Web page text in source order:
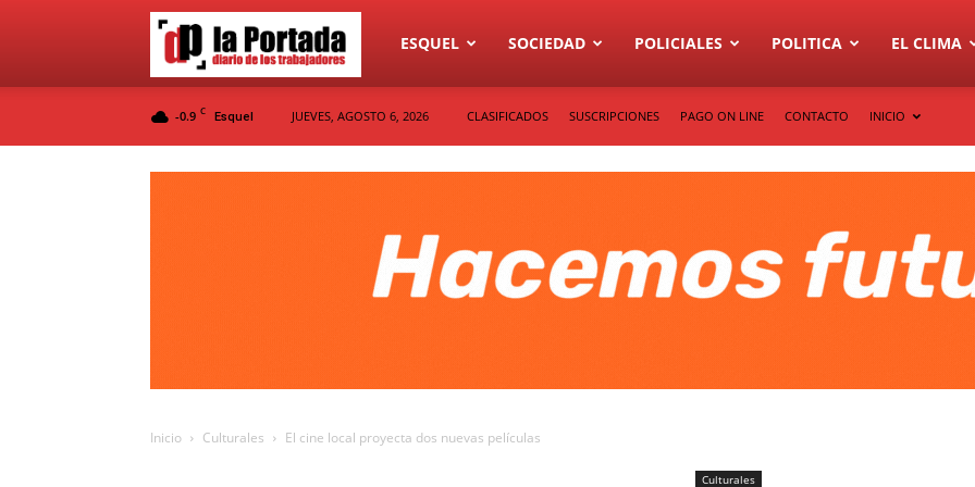
Diario
La
ESQUEL SOCIEDAD POLICIALES POLITICA EL CLIMA
-0.9 C Esquel JUEVES, AGOSTO 6, 2026 CLASIFICADOS SUSCRIPCIONES PAGO ON LINE CONTACTO INICIO
Inicio Culturales El cine local proyecta dos nuevas películas
Culturales